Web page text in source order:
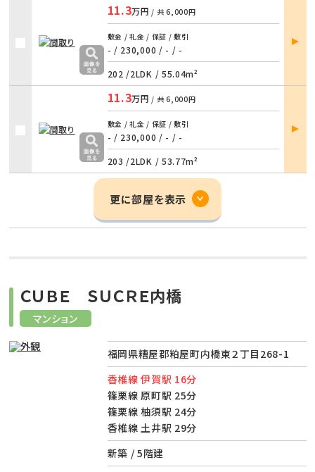
11.3万円 / 共6,000円
敷金 / 礼金 / 保証 / 敷引
- / 230,000 / - / -
202 /2LDK / 55.04m²
部屋
詳細
11.3万円 / 共6,000円
敷金 / 礼金 / 保証 / 敷引
- / 230,000 / - / -
203 /2LDK / 53.77m²
部屋
詳細
更に部屋を表示
マンション
ＣＵＢＥ ＳＵＣＲＥ内橋
福岡県糟屋郡粕屋町内橋東２丁目268-1
香椎線 伊賀駅 16分
篠栗線 原町駅 25分
篠栗線 柚須駅 24分
香椎線 土井駅 29分
新築 / 5階建